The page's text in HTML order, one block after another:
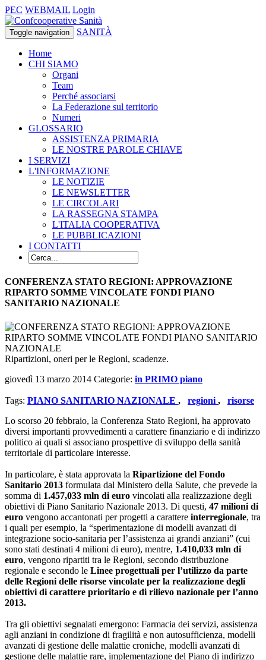
PEC WEBMAIL Login
Toggle navigation SANITÀ
Home
CHI SIAMO
Organi
Team
Perché associarsi
La Federazione sul territorio
Numeri
GLOSSARIO
ASSISTENZA PRIMARIA
LE NOSTRE PAROLE CHIAVE
I SERVIZI
L'INFORMAZIONE
LE NOTIZIE
LE NEWSLETTER
LE CIRCOLARI
LA RASSEGNA STAMPA
L'ITALIA COOPERATIVA
LE PUBBLICAZIONI
I CONTATTI
CONFERENZA STATO REGIONI: APPROVAZIONE
RIPARTO SOMME VINCOLATE FONDI PIANO
SANITARIO NAZIONALE
Ripartizioni, oneri per le Regioni, scadenze.
giovedì 13 marzo 2014 Categorie: in PRIMO piano
Tags: PIANO SANITARIO NAZIONALE , regioni , risorse
Lo scorso 20 febbraio, la Conferenza Stato Regioni, ha approvato
diversi importanti provvedimenti a carattere finanziario e di indirizzo
politico ai quali si associano prospettive di sviluppo della sanità
territoriale di particolare interesse.
In particolare, è stata approvata la Ripartizione del Fondo
Sanitario 2013 formulata dal Ministero della Salute, che prevede la
somma di 1.457,033 mln di euro vincolati alla realizzazione degli
obiettivi di Piano Sanitario Nazionale 2013. Di questi, 47 milioni di
euro vengono accantonati per progetti a carattere interregionale, tra
i quali per esempio, la “sperimentazione di modelli avanzati di
integrazione socio-sanitaria per l’assistenza ai grandi anziani” (cui
sono stati destinati 4 milioni di euro), mentre, 1.410,033 mln di
euro, vengono ripartiti tra le Regioni, secondo distribuzione
regionale e secondo le Linee progettuali per l’utilizzo da parte
delle Regioni delle risorse vincolate per la realizzazione degli
obiettivi di carattere prioritario e di rilievo nazionale per l’anno
2013.
Tra gli obiettivi segnalati emergono: Farmacia dei servizi, assistenza
agli anziani in condizione di fragilità e non autosufficienza, modelli
avanzati di gestione delle malattie croniche, modelli avanzati di
gestione delle malattie rare, implementazione del Piano di indirizzo